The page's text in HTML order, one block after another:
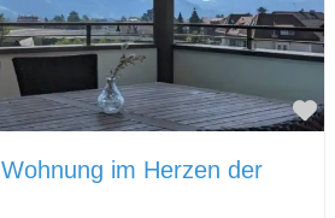
im Herzen der